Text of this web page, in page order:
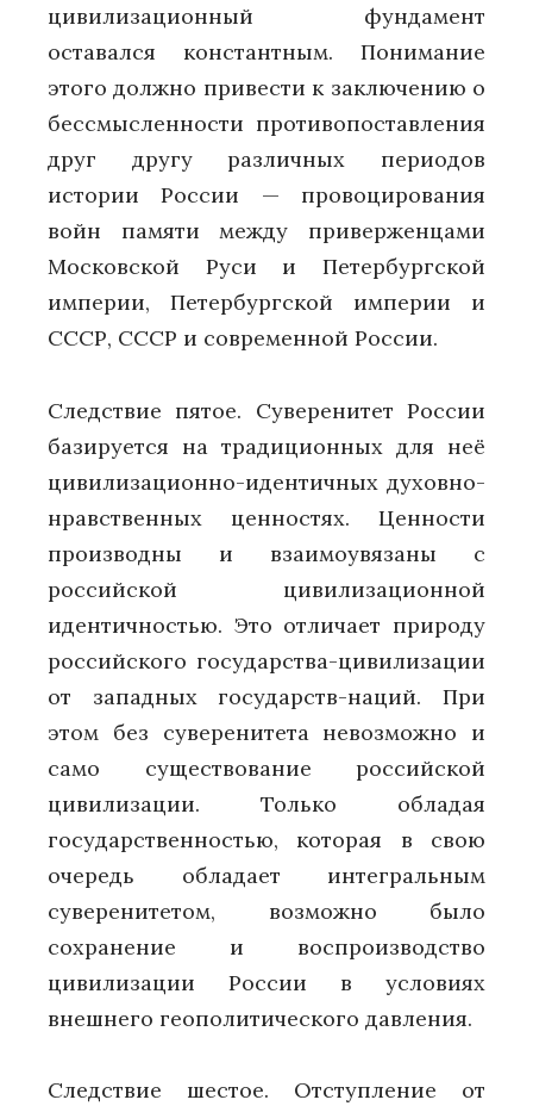
цивилизационный фундамент
оставался константным. Понимание
этого должно привести к заключению о
бессмысленности противопоставления
друг другу различных периодов
истории России — провоцирования
войн памяти между приверженцами
Московской Руси и Петербургской
империи, Петербургской империи и
СССР, СССР и современной России.
Следствие пятое. Суверенитет России
базируется на традиционных для неё
цивилизационно-идентичных духовно-
нравственных ценностях. Ценности
производны и взаимоувязаны с
российской цивилизационной
идентичностью. Это отличает природу
российского государства-цивилизации
от западных государств-наций. При
этом без суверенитета невозможно и
само существование российской
цивилизации. Только обладая
государственностью, которая в свою
очередь обладает интегральным
суверенитетом, возможно было
сохранение и воспроизводство
цивилизации России в условиях
внешнего геополитического давления.
Следствие шестое. Отступление от